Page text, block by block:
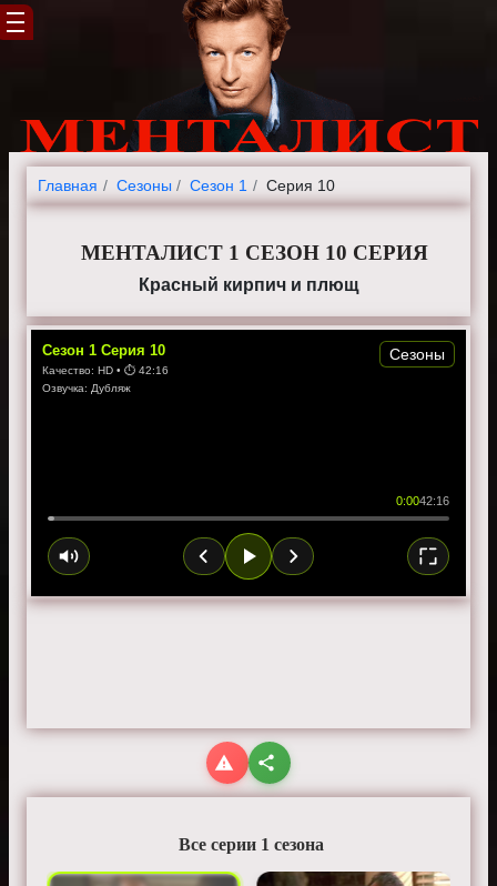
Главная Cезоны Сезон 1 Серия 10
МЕНТАЛИСТ 1 СЕЗОН 10 СЕРИЯ
Красный кирпич и плющ
Сезон 1 Серия 10
Качество: HD • ⏱ 42:16
Озвучка: Дубляж
0:0042:16
Сезоны
Все серии 1 сезона